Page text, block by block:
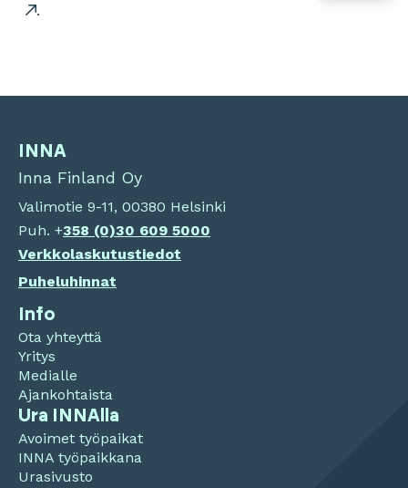
.
INNA
Inna Finland Oy
Valimotie 9-11, 00380 Helsinki
Puh. +358 (0)30 609 5000
Verkkolaskutustiedot
Puheluhinnat
Info
Ota yhteyttä
Yritys
Medialle
Ajankohtaista
Ura INNAlla
Avoimet työpaikat
INNA työpaikkana
Urasivusto